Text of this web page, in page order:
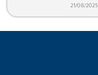
21/08/2025